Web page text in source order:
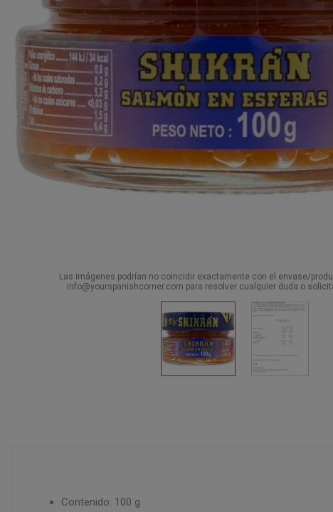
Las imágenes podrían no coincidir exactamente con el envase/
info@yourspanishcorner.com para resolver cualquier duda o
Contenido: 100 g